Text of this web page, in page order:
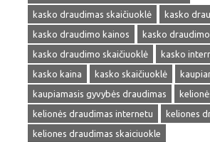
kasko draudimas skaičiuoklė
kasko
kasko draudimo kainos
kasko
kasko draudimo skaičiuoklė
kasko
kasko kaina
kasko skaičiuoklė
kaupiamasis gyvybės draudimas
kelionės draudimas internetu
keliones
keliones draudimas skaiciuokle